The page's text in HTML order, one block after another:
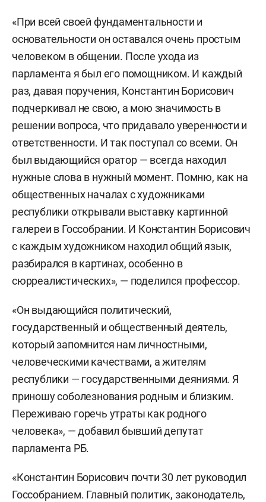
«При всей своей фундаментальности и
основательности он оставался очень простым
человеком в общении. После ухода из
парламента я был его помощником. И каждый
раз, давая поручения, Константин Борисович
подчеркивал не свою, а мою значимость в
решении вопроса, что придавало уверенности и
ответственности. И так поступал со всеми. Он
был выдающийся оратор — всегда находил
нужные слова в нужный момент. Помню, как на
общественных началах с художниками
республики открывали выставку картинной
галереи в Госсобрании. И Константин Борисович
с каждым художником находил общий язык,
разбирался в картинах, особенно в
сюрреалистических», — поделился профессор.
«Он выдающийся политический,
государственный и общественный деятель,
который запомнится нам личностными,
человеческими качествами, а жителям
республики — государственными деяниями. Я
приношу соболезнования родным и близким.
Переживаю горечь утраты как родного
человека», — добавил бывший депутат
парламента РБ.
«Константин Борисович почти 30 лет руководил
Госсобранием. Главный политик, законодатель,